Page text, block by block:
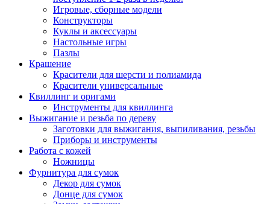
Игровые, сборные модели
Конструкторы
Куклы и аксессуары
Настольные игры
Пазлы
Крашение
Красители для шерсти и полиамида
Красители универсальные
Квиллинг и оригами
Инструменты для квиллинга
Выжигание и резьба по дереву
Заготовки для выжигания, выпиливания, резьбы
Приборы и инструменты
Работа с кожей
Ножницы
Фурнитура для сумок
Декор для сумок
Донце для сумок